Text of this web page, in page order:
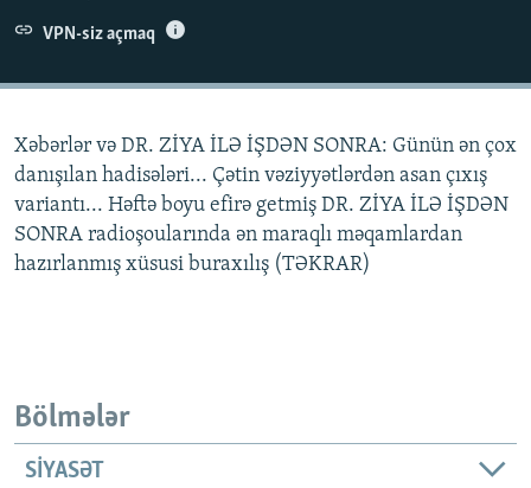
İNFOQRAFIKA
AZƏRBAYCAN ƏDƏBIYYATI KITABXANASI
MISSIYAMIZ
AZADLIQRADIOSU MOBIL TELEFONUNUZDA
BIZIMLƏ ƏLAQƏ
XƏBƏR BÜLLETENLƏRIMIZ
BIZI IZLƏ
RFE/RL-in bütün saytları
VPN-siz açmaq
Xəbərlər və DR. ZİYA İLƏ İŞDƏN SONRA: Günün ən çox
danışılan hadisələri... Çətin vəziyyətlərdən asan çıxış
variantı... Həftə boyu efirə getmiş DR. ZİYA İLƏ İŞDƏN
SONRA radioşoularında ən maraqlı məqamlardan
hazırlanmış xüsusi buraxılış (TƏKRAR)
Bölmələr
SIYASƏT